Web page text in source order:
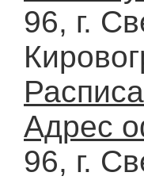
96, г.
Адрес
96, г.